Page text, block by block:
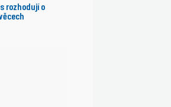
rozhodují o